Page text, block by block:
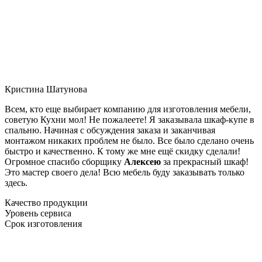
Кристина Шатунова
Всем, кто еще выбирает компанию для изготовления мебели,
советую Кухни мол! Не пожалеете! Я заказывала шкаф-купе в
спальню. Начиная с обсуждения заказа и заканчивая
монтажом никаких проблем не было. Все было сделано очень
быстро и качественно. К тому же мне ещё скидку сделали!
Огромное спасибо сборщику Алексею за прекрасный шкаф!
Это мастер своего дела! Всю мебель буду заказывать только
здесь.
Качество продукции
Уровень сервиса
Срок изготовления